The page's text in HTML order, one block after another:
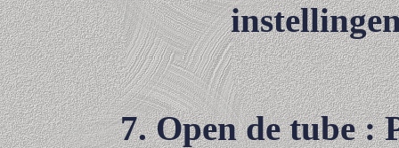
7. Open de tube :